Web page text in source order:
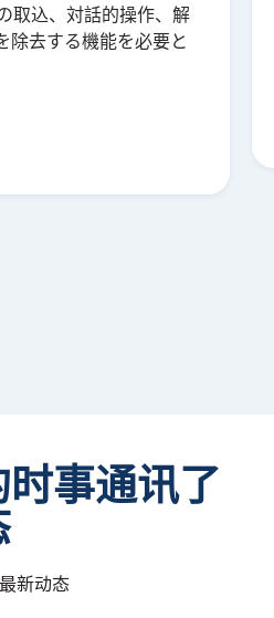
取込、対話的操作、解
除去する機能を必要と
事通讯了
新动态